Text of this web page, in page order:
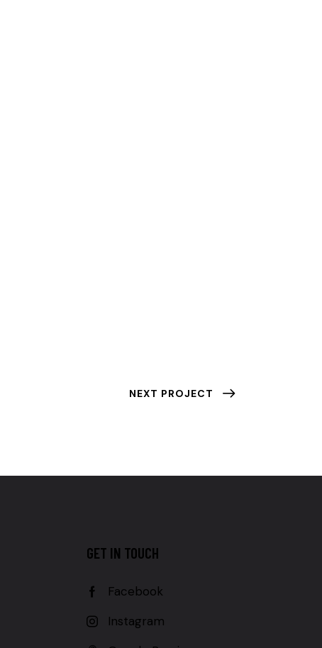
NEXT PROJECT
GET IN TOUCH
Facebook
Instagram